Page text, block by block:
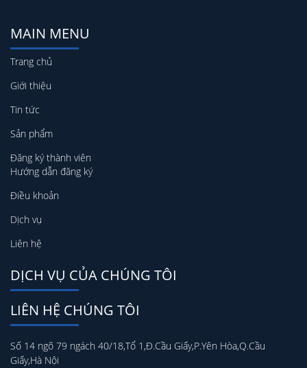
MAIN MENU
Trang chủ
Giới thiệu
Tin tức
Sản phẩm
Đăng ký thành viên
Hướng dẫn đăng ký
Điều khoản
Dịch vụ
Liên hệ
DỊCH VỤ CỦA CHÚNG TÔI
LIÊN HỆ CHÚNG TÔI
Số 14 ngõ 79 ngách 40/18,Tổ 1,Đ.Cầu Giấy,P.Yên Hòa,Q.Cầu
Giấy,Hà Nội